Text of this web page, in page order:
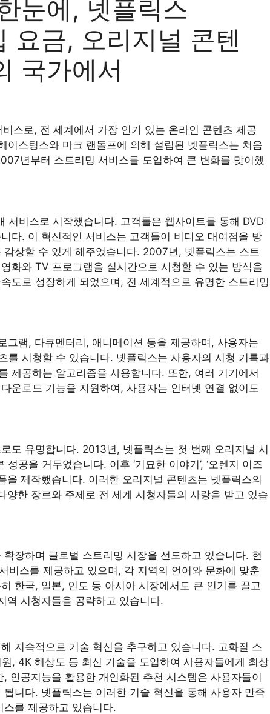
눈에, 넷플릭스
요금, 오리지널 콘텐
국가에서
스로, 전 세계에서 가장 인기 있는 온라인 콘텐츠 제공
이스팅스와 마크 랜돌프에 의해 설립된 넷플릭스는 처음
년부터 스트리밍 서비스를 도입하여 큰 변화를 맞이했
서비스로 시작했습니다. 고객들은 웹사이트를 통해 DVD
다. 이 혁신적인 서비스는 고객들이 비디오 대여점을 방
상할 수 있게 해주었습니다. 2007년, 넷플릭스는 스트
화와 TV 프로그램을 실시간으로 시청할 수 있는 방식을
도로 성장하게 되었으며, 전 세계적으로 유명한 스트리밍
그램, 다큐멘터리, 애니메이션 등을 제공하며, 사용자는
를 시청할 수 있습니다. 넷플릭스는 사용자의 시청 기록과
제공하는 알고리즘을 사용합니다. 또한, 여러 기기에서
운로드 기능을 지원하여, 사용자는 인터넷 연결 없이도
도 유명합니다. 2013년, 넷플릭스는 첫 번째 오리지널 시
성공을 거두었습니다. 이후 ‘기묘한 이야기’, ‘오렌지 이즈
을 제작했습니다. 이러한 오리지널 콘텐츠는 넷플릭스의
양한 장르와 주제로 전 세계 시청자들의 사랑을 받고 있습
장하며 글로벌 스트리밍 시장을 선도하고 있습니다. 현
비스를 제공하고 있으며, 각 지역의 언어와 문화에 맞춘
한국, 일본, 인도 등 아시아 시장에서도 큰 인기를 끌고
역 시청자들을 공략하고 있습니다.
지속적으로 기술 혁신을 추구하고 있습니다. 고화질 스
, 4K 해상도 등 최신 기술을 도입하여 사용자들에게 최상
인공지능을 활용한 개인화된 추천 시스템은 사용자들이
니다. 넷플릭스는 이러한 기술 혁신을 통해 사용자 만족
를 제공하고 있습니다.